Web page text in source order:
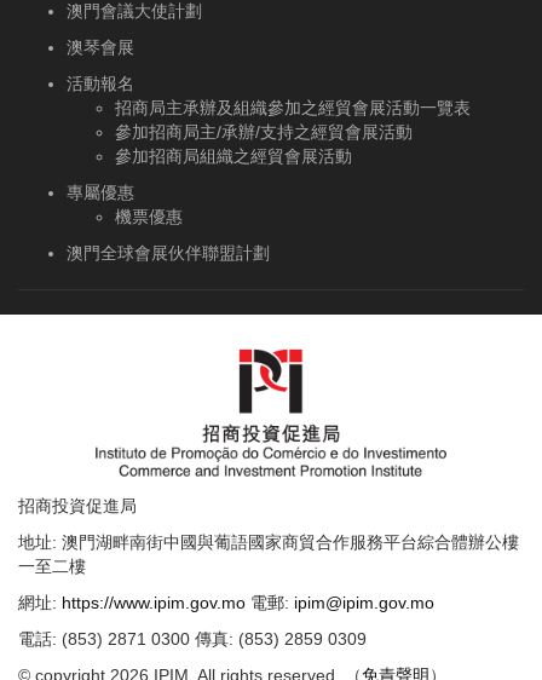
澳門會議大使計劃
澳琴會展
活動報名
招商局主承辦及組織參加之經貿會展活動一覽表
參加招商局主/承辦/支持之經貿會展活動
參加招商局組織之經貿會展活動
專屬優惠
機票優惠
澳門全球會展伙伴聯盟計劃
招商投資促進局
地址: 澳門湖畔南街中國與葡語國家商貿合作服務平台綜合體辦公樓
一至二樓
網址: https://www.ipim.gov.mo 電郵: ipim@ipim.gov.mo
電話: (853) 2871 0300 傳真: (853) 2859 0309
© copyright 2026 IPIM. All rights reserved. （免責聲明 ）